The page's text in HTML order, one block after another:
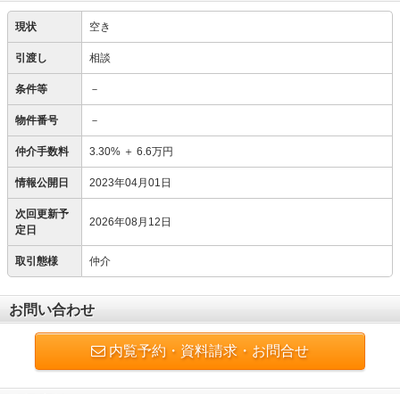
現状 空き
引渡し 相談
条件等 －
物件番号 －
仲介手数料 3.30% ＋ 6.6万円
情報公開日 2023年04月01日
次回更新予
定日
2026年08月12日
取引態様 仲介
お問い合わせ
内覧予約・資料請求・お問合せ